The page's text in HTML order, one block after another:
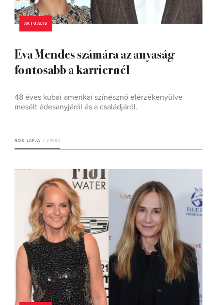
AKTUÁLIS
Eva Mendes számára az anyaság
fontosabb a karriernél
48 éves kubai-amerikai színésznő elérzékenyülve
mesélt édesanyjáról és a családjáról.
NŐK LAPJA 2 PERC